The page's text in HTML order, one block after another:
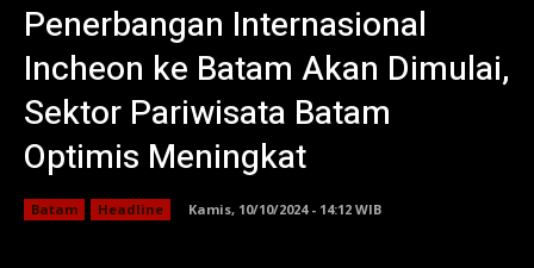
Penerbangan Internasional
Incheon ke Batam Akan Dimulai,
Sektor Pariwisata Batam
Optimis Meningkat
Batam Headline Kamis, 10/10/2024 - 14:12 WIB